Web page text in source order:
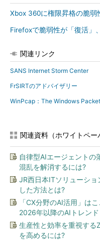
Xbox 360に権限昇格の脆弱
Firefoxで脆弱性が「復活」
関連リンク
SANS Internet Storm Center
FrSIRTのアドバイザリー
WinPcap：The Windows
関連資料（ホワイトペー
自律型AIエージェントの
混乱を解消するには?
JR西日本ITソリューシ
した方法とは?
「CX分野のAI活用」は
2026年以降のAIトレンド
生産性と効率を重視する
を高めるには?